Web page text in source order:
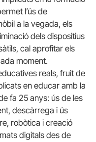
l’ús de
a la vegada, els
dels dispositius
cal aprofitar els
moment.
reals, fruit de
en educar amb la
fa 25 anys: ús de les
descàrrega i ús
robòtica i creació
digitals des de